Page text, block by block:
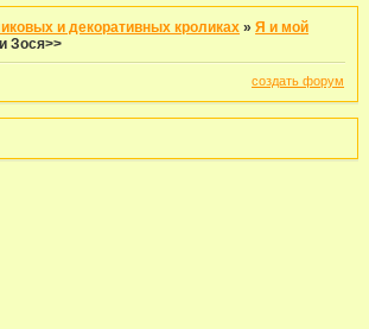
и декоративных кроликах »Я и мой
Зося>>
создать форум